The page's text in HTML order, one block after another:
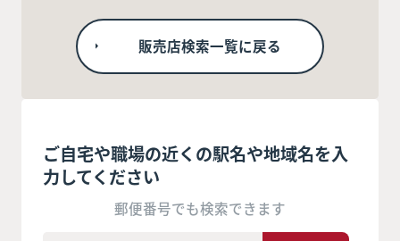
販売店検索一覧に戻る
ご自宅や職場の近くの駅名や地域名を入
力してください
郵便番号でも検索できます